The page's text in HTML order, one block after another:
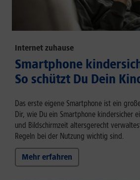
Internet zuhause
Smartphone
So schützt Du Dein
Das erste eigene Smartphone ist ein
Dir, wie Du ein Smartphone kindersicher
und Bildschirmzeit altersgerecht
Regeln bei der Nutzung wichtig sind.
Mehr erfahren